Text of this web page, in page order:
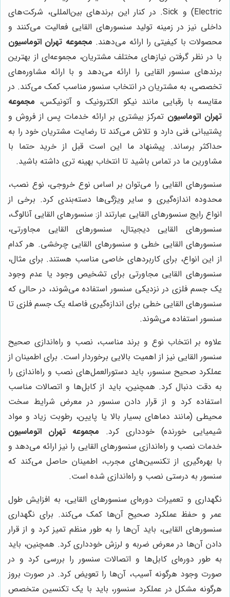
Electric) و Sick. در کنار این برندهای بین‌المللی، شرکت‌های
داخلی نیز در زمینه تولید سنسورهای القایی فعالیت می‌کنند و
محصولات با کیفیتی را ارائه می‌دهند. مجموعه تهران اتوماسیون
با در نظر گرفتن نیازهای مختلف مشتریان، مجموعه‌ای از بهترین
برندهای سنسور القایی را ارائه می‌دهد و با ارائه مشاوره‌های
تخصصی، به مشتریان در انتخاب سنسور مناسب کمک می‌کند. در
مقایسه با رقبایی مانند نیکو الکترونیک و آتونیکس، مجموعه
تهران اتوماسیون تمرکز بیشتری بر ارائه خدمات پس از فروش و
پشتیبانی فنی دارد و تلاش می‌کند تا رضایت مشتریان خود را به
حداکثر برساند. پیشنهاد ما این است قبل از خرید حتما با
مشاورین ما در تماس باشید تا انتخاب بهینه تری داشته باشید.
سنسورهای القایی را می‌توان بر اساس نوع خروجی، نوع نصب،
محدوده اندازه‌گیری و سایر ویژگی‌ها دسته‌بندی کرد. برخی از
انواع رایج سنسورهای القایی عبارتند از: سنسورهای القایی آنالوگ،
سنسورهای القایی دیجیتال، سنسورهای القایی مجاورتی،
سنسورهای القایی خطی و سنسورهای القایی چرخشی. هر کدام
از این انواع، برای کاربردهای خاصی مناسب هستند. برای مثال،
سنسورهای القایی مجاورتی برای تشخیص وجود یا عدم وجود
یک جسم فلزی در نزدیکی سنسور استفاده می‌شوند، در حالی که
سنسورهای القایی خطی برای اندازه‌گیری فاصله یک جسم فلزی تا
سنسور استفاده می‌شوند.
علاوه بر انتخاب نوع و برند مناسب، نصب و راه‌اندازی صحیح
سنسور القایی نیز از اهمیت بالایی برخوردار است. برای اطمینان از
عملکرد صحیح سنسور، باید دستورالعمل‌های نصب و راه‌اندازی را
به دقت دنبال کرد. همچنین، باید از کابل‌ها و اتصالات مناسب
استفاده کرد و از قرار دادن سنسور در معرض شرایط سخت
محیطی (مانند دماهای بسیار بالا یا پایین، رطوبت زیاد و مواد
شیمیایی خورنده) خودداری کرد. مجموعه تهران اتوماسیون
خدمات نصب و راه‌اندازی سنسورهای القایی را نیز ارائه می‌دهد و
با بهره‌گیری از تکنسین‌های مجرب، اطمینان حاصل می‌کند که
سنسور به درستی نصب و راه‌اندازی شده است.
نگهداری و تعمیرات دوره‌ای سنسورهای القایی، به افزایش طول
عمر و حفظ عملکرد صحیح آن‌ها کمک می‌کند. برای نگهداری
سنسورهای القایی، باید آن‌ها را به طور منظم تمیز کرد و از قرار
دادن آن‌ها در معرض ضربه و لرزش خودداری کرد. همچنین، باید
به طور دوره‌ای کابل‌ها و اتصالات سنسور را بررسی کرد و در
صورت وجود هرگونه آسیب، آن‌ها را تعویض کرد. در صورت بروز
هرگونه مشکل در عملکرد سنسور، باید با یک تکنسین متخصص